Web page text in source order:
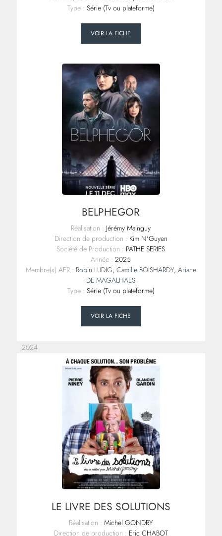
Type : Série (Tv ou plateforme)
VOIR LA FICHE
BELPHEGOR
Réalisation : Jérémy Mainguy
Direction de production : Kim N'Guyen
Société de Production : PATHE SERIES
Année : 2025
Membre(s) AFR : Robin LUDIG, Camille BOISHARDY, Ariane
DE MAGALHAES
Type : Série (Tv ou plateforme)
VOIR LA FICHE
2024
LE LIVRE DES SOLUTIONS
Réalisation : Michel GONDRY
Direction de production : Eric CHABOT